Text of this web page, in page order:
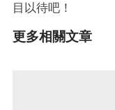
目以待吧！
更多相關文章